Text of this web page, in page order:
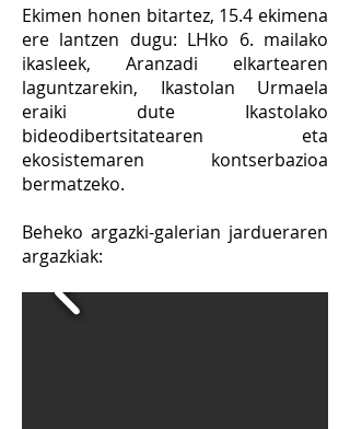
Ekimen honen bitartez, 15.4 ekimena
ere lantzen dugu: LHko 6. mailako
ikasleek, Aranzadi elkartearen
laguntzarekin, Ikastolan Urmaela
eraiki dute Ikastolako
bideodibertsitatearen eta
ekosistemaren kontserbazioa
bermatzeko.
Beheko argazki-galerian jardueraren
argazkiak: